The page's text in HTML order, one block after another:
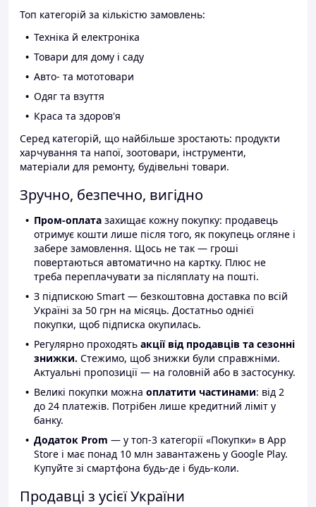
Топ категорій за кількістю замовлень:
Техніка й електроніка
Товари для дому і саду
Авто- та мототовари
Одяг та взуття
Краса та здоров'я
Серед категорій, що найбільше зростають: продукти
харчування та напої, зоотовари, інструменти,
матеріали для ремонту, будівельні товари.
Зручно, безпечно, вигідно
Пром-оплата захищає кожну покупку: продавець
отримує кошти лише після того, як покупець огляне і
забере замовлення. Щось не так — гроші
повертаються автоматично на картку. Плюс не
треба переплачувати за післяплату на пошті.
З підпискою Smart — безкоштовна доставка по всій
Україні за 50 грн на місяць. Достатньо однієї
покупки, щоб підписка окупилась.
Регулярно проходять акції від продавців та сезонні
знижки. Стежимо, щоб знижки були справжніми.
Актуальні пропозиції — на головній або в застосунку.
Великі покупки можна оплатити частинами: від 2
до 24 платежів. Потрібен лише кредитний ліміт у
банку.
Додаток Prom — у топ-3 категорії «Покупки» в App
Store і має понад 10 млн завантажень у Google Play.
Купуйте зі смартфона будь-де і будь-коли.
Продавці з усієї України